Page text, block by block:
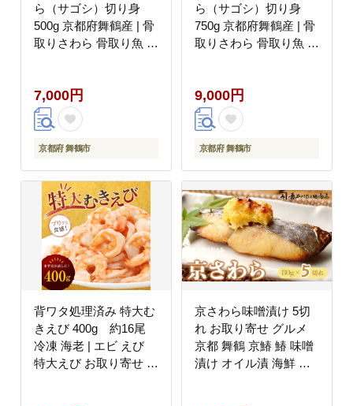
ら（サゴシ）切り身
500g 京都府舞鶴産 | 骨
取りさわら 骨取り魚 さ
魚 時短調理 お弁当おか
ず 冷凍ストック 小分け
冷凍 IQF凍結 子供が食
べやすい魚 骨なし魚 焼
き家庭 忙しい日の夕食
魚不足解消 おかずセッ
ト
7,000円
京都府 舞鶴市
ら（サゴシ）切り身
750g 京都府舞鶴産 | 骨
取りさわら 骨取り魚 さ
魚 時短調理 お弁当おか
ず 冷凍ストック 小分け
冷凍 IQF凍結 子供が食
べやすい魚 骨なし魚 焼
き家庭 忙しい日の夕食
魚不足解消 おかずセッ
ト
9,000円
京都府 舞鶴市
背ワタ処理済み 特大む
きえび 400g 約16尾
冷凍 海老 | エビ えび
特大えび お取り寄せ お
京さわら味噌漬け 5切
れ お取り寄せ グルメ
京都 舞鶴 京鰆 鰆 味噌
漬け オイル漬 海鮮 魚